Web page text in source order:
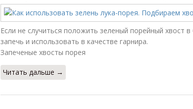
Если не случиться положить зеленый порейный хвост
запечь и использовать в качестве гарнира.
Запеченые хвосты порея
Читать дальше →